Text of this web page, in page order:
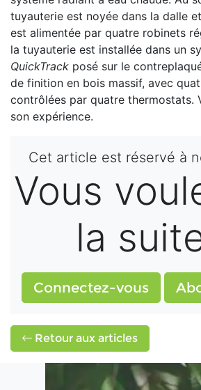
tuyauterie est noyée dans la dalle
est alimentée par quatre robinets
la tuyauterie est installée dans un
QuickTrack posé sur le
de finition en bois massif, avec
contrôlées par quatre thermostats.
son expérience.
Cet article est réservé à
Vous
la
Connectez-vous
Retour aux articles